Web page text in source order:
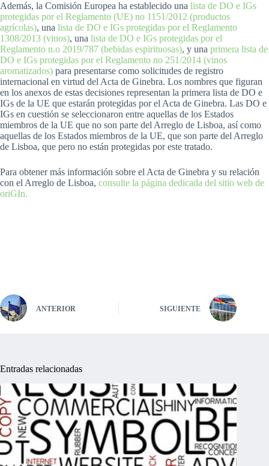
Además, la Comisión Europea ha establecido una lista de DO e IGs
protegidas por el Reglamento (UE) no 1151/2012 (productos
agrícolas), una lista de DO e IGs protegidas por el Reglamento
1308/2013 (vinos), una lista de DO e IGs protegidas por el
Reglamento n.o 2019/787 (bebidas espirituosas), y una primera lista de
DO e IGs protegidas por el Reglamento no 251/2014 (vinos
aromatizados) para presentarse como solicitudes de registro
internacional en virtud del Acta de Ginebra. Los nombres que figuran
en los anexos de estas decisiones representan la primera lista de DO e
IGs de la UE que estarán protegidas por el Acta de Ginebra. Las DO e
IGs en cuestión se seleccionaron entre aquellas de los Estados
miembros de la UE que no son parte del Arreglo de Lisboa, así como
aquellas de los Estados miembros de la UE, que son parte del Arreglo
de Lisboa, que pero no están protegidas por este tratado.
Para obtener más información sobre el Acta de Ginebra y su relación
con el Arreglo de Lisboa, consulte la página dedicada del sitio web de
oriGIn.
ANTERIOR SIGUIENTE
Entradas relacionadas